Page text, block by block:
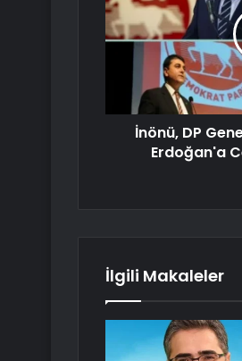
İnönü, DP
Erdoğan'a
İlgili Makaleler